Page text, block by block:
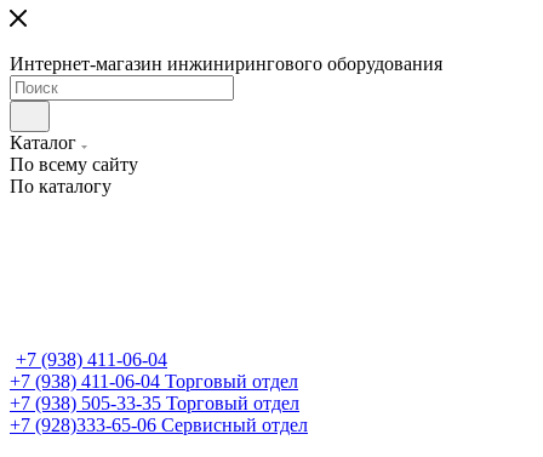
Интернет-магазин инжинирингового оборудования
Каталог
По всему сайту
По каталогу
+7 (938) 411-06-04
+7 (938) 411-06-04 Торговый отдел
+7 (938) 505-33-35 Торговый отдел
+7 (928)333-65-06 Сервисный отдел